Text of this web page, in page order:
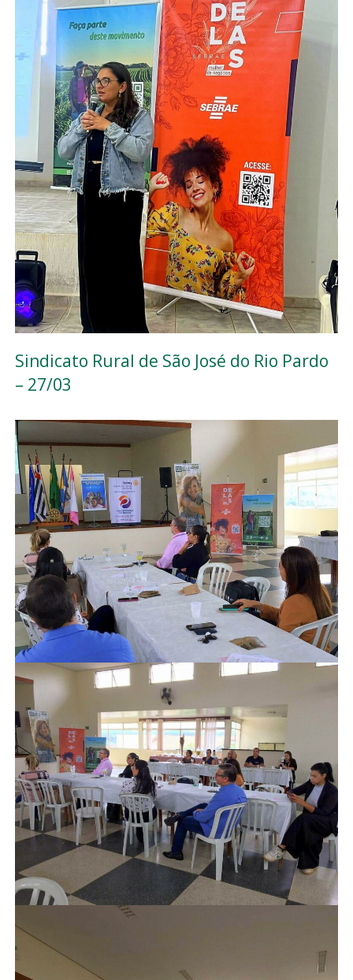
Sindicato Rural de São José do Rio Pardo
– 27/03